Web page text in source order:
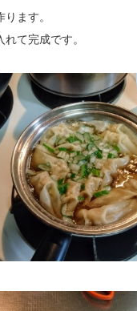
ます。
て完成です。